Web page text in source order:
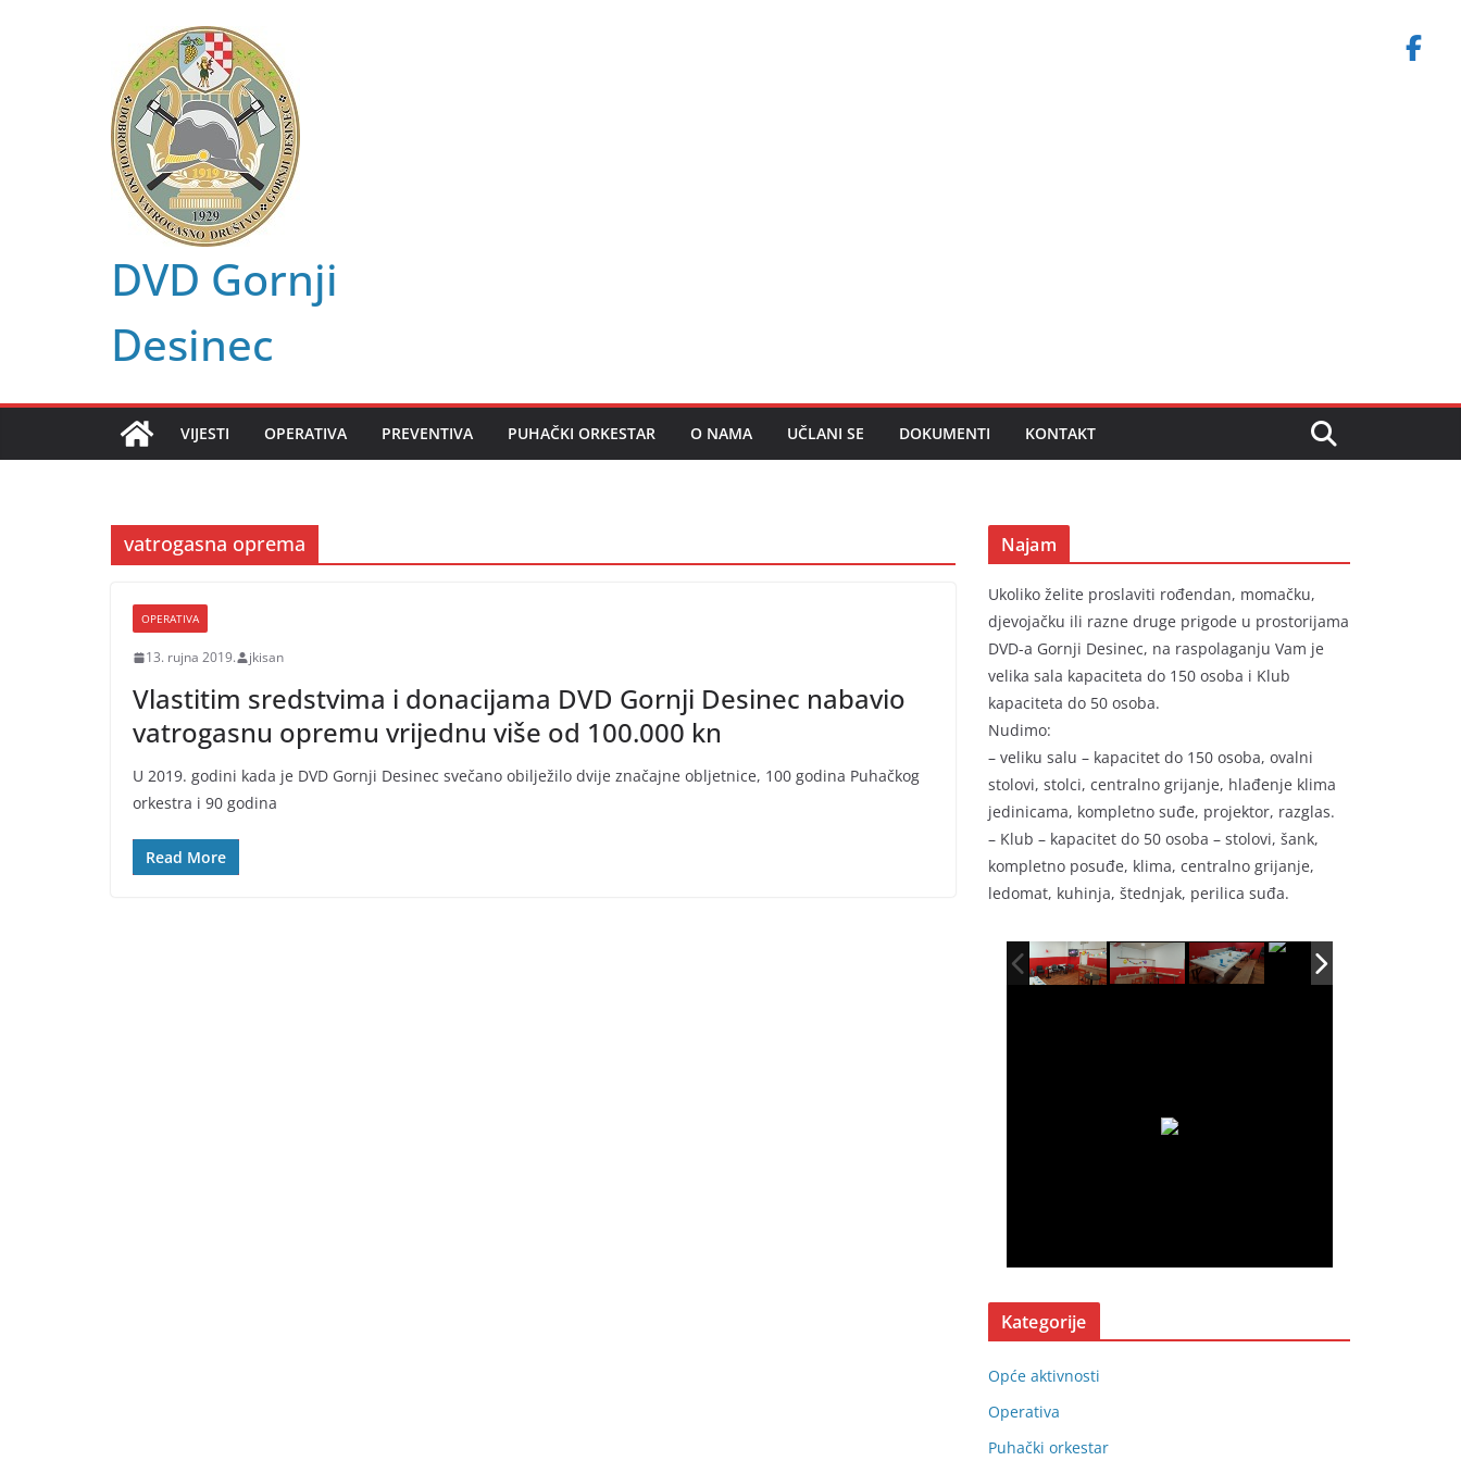
DVD Gornji
Desinec
VIJESTI OPERATIVA PREVENTIVA PUHAČKI ORKESTAR O NAMA UČLANI SE DOKUMENTI KONTAKT
vatrogasna oprema
OPERATIVA
13. rujna 2019. jkisan
Vlastitim sredstvima i donacijama DVD Gornji Desinec nabavio
vatrogasnu opremu vrijednu više od 100.000 kn
U 2019. godini kada je DVD Gornji Desinec svečano obilježilo dvije značajne obljetnice, 100 godina Puhačkog
orkestra i 90 godina
Read More
Najam
Ukoliko želite proslaviti rođendan, momačku,
djevojačku ili razne druge prigode u prostorijama
DVD-a Gornji Desinec, na raspolaganju Vam je
velika sala kapaciteta do 150 osoba i Klub
kapaciteta do 50 osoba.
Nudimo:
– veliku salu – kapacitet do 150 osoba, ovalni
stolovi, stolci, centralno grijanje, hlađenje klima
jedinicama, kompletno suđe, projektor, razglas.
– Klub – kapacitet do 50 osoba – stolovi, šank,
kompletno posuđe, klima, centralno grijanje,
ledomat, kuhinja, štednjak, perilica suđa.
Kategorije
Opće aktivnosti
Operativa
Puhački orkestar